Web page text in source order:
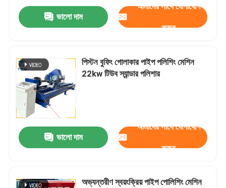
ভালো দাম
আমাদের সাথে যোগাযোগ
করুন
পিস্টন বুফিং গোলাকার পাইপ পলিশিং মেশিন
22kw টিউব স্যান্ডার পলিশার
ভালো দাম
আমাদের সাথে যোগাযোগ
করুন
অভ্যন্তরীণ স্বয়ংক্রিয় পাইপ পোলিশিং মেশিন